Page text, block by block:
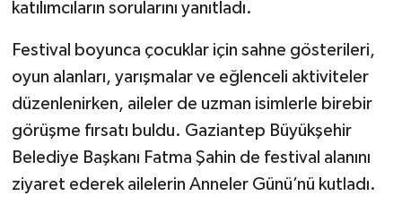
katılımcıların sorularını yanıtladı.
Festival boyunca çocuklar için sahne gösterileri,
oyun alanları, yarışmalar ve eğlenceli aktiviteler
düzenlenirken, aileler de uzman isimlerle birebir
görüşme fırsatı buldu. Gaziantep Büyükşehir
Belediye Başkanı Fatma Şahin de festival alanını
ziyaret ederek ailelerin Anneler Günü’nü kutladı.